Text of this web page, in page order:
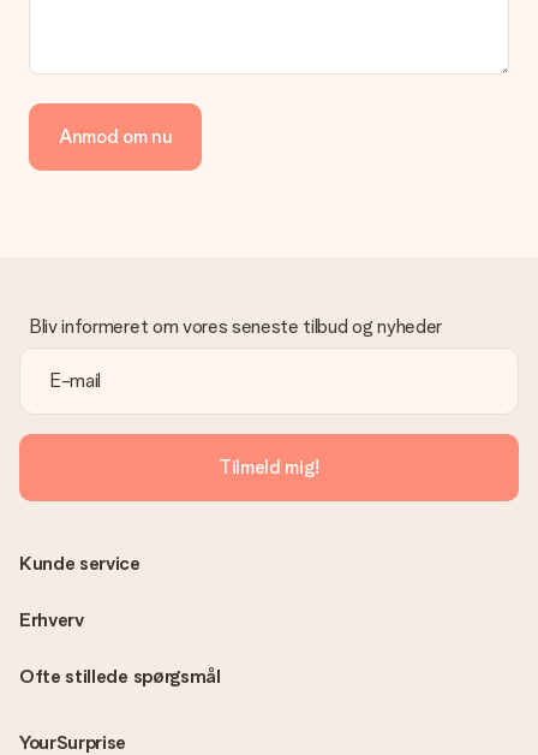
Anmod om nu
Bliv informeret om vores seneste tilbud og nyheder
Tilmeld mig!
Ofte stillede spørgsmål
YourSurprise
Kunde service
Erhverv